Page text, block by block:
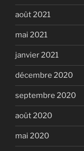
août 2021
mai 2021
janvier 2021
décembre 2020
septembre 2020
août 2020
mai 2020